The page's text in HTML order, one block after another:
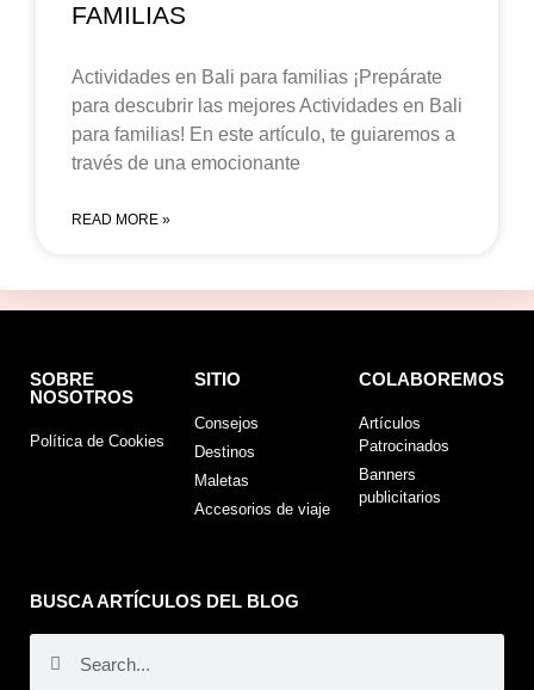
FAMILIAS
Actividades en Bali para familias ¡Prepárate
para descubrir las mejores Actividades en Bali
para familias! En este artículo, te guiaremos a
través de una emocionante
READ MORE »
SOBRE
NOSOTROS
Política de Cookies
SITIO
Consejos
Destinos
Maletas
Accesorios de viaje
COLABOREMOS
Artículos
Patrocinados
Banners
publicitarios
BUSCA ARTÍCULOS DEL BLOG